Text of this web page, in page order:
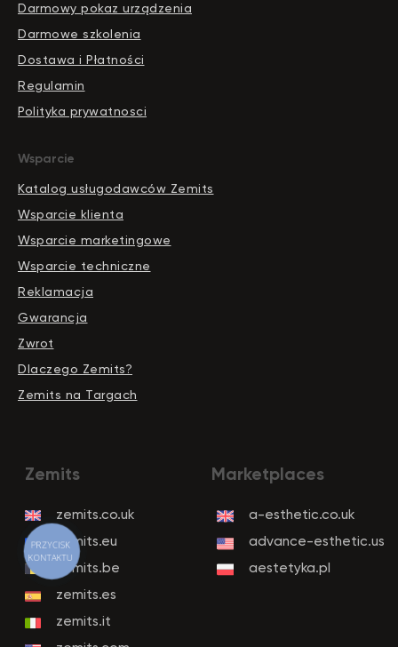
Darmowy pokaz urządzenia
Darmowe szkolenia
Dostawa i Płatności
Regulamin
Polityka prywatnosci
Wsparcie
Katalog usługodawców Zemits
Wsparcie klienta
Wsparcie marketingowe
Wsparcie techniczne
Reklamacja
Gwarancja
Zwrot
Dlaczego Zemits?
Zemits na Targach
PRZYCISK
KONTAKTU